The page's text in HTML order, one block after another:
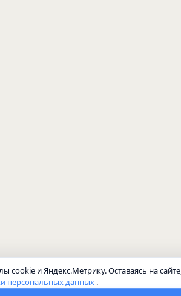
cookie и Яндекс.Метрику. Оставаясь на
персональных данных .